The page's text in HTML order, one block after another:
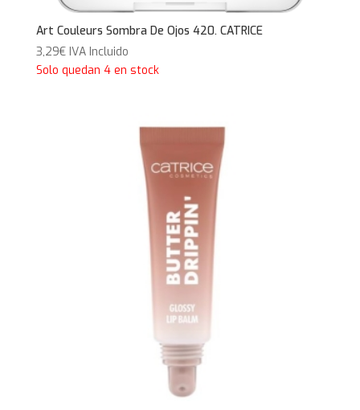
Art Couleurs Sombra De Ojos 420. CATRICE
3,29€ IVA Incluido
Solo quedan 4 en stock